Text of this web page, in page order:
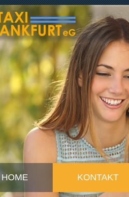
HOME KONTAKT